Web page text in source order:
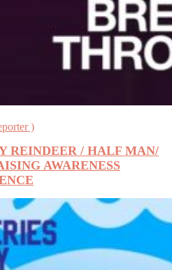
)
REINDEER / HALF MAN/
AWARENESS